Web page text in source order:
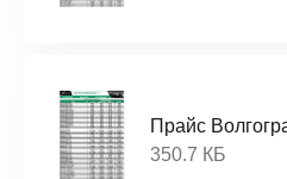
Прайс
350.7 КБ